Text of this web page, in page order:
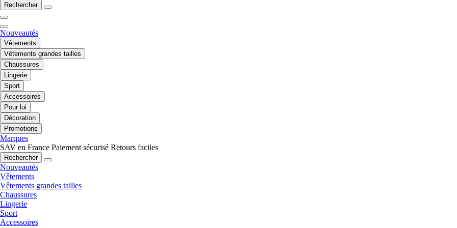
Rechercher
Nouveautés
Vêtements
Vêtements grandes tailles
Chaussures
Lingerie
Sport
Accessoires
Pour lui
Décoration
Promotions
Marques
SAV en France Paiement sécurisé Retours faciles
Rechercher
Nouveautés
Vêtements
Vêtements grandes tailles
Chaussures
Lingerie
Sport
Accessoires